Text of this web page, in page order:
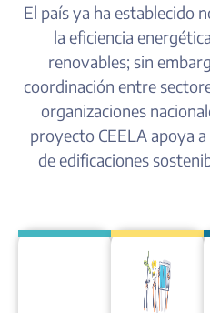
El país ya ha establecido
la eficiencia
renovables; sin
coordinación entre
organizaciones
proyecto CEELA apoya
de edificaciones